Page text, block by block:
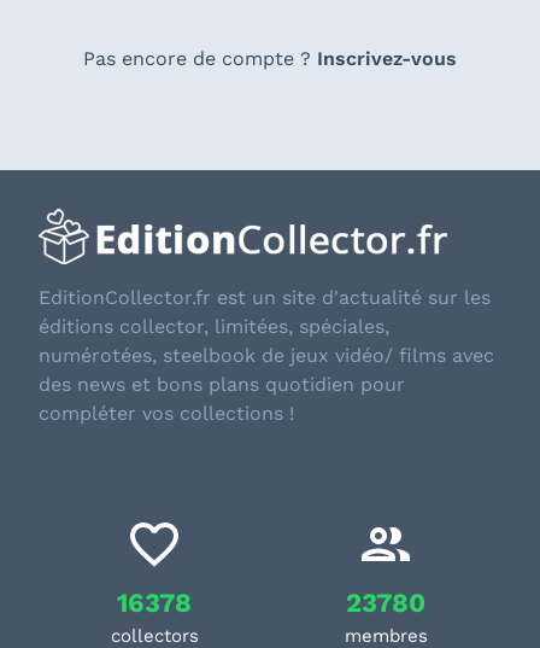
Pas encore de compte ? Inscrivez-vous
EditionCollector.fr est un site d'actualité sur les
éditions collector, limitées, spéciales,
numérotées, steelbook de jeux vidéo/ films avec
des news et bons plans quotidien pour
compléter vos collections !
16378
collectors
23780
membres